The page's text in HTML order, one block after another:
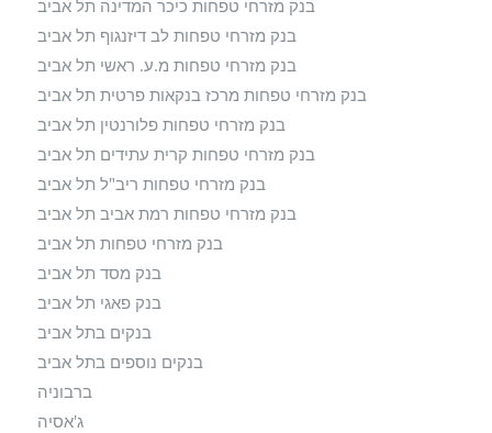
בנק מזרחי טפחות כיכר המדינה תל אביב
בנק מזרחי טפחות לב דיזנגוף תל אביב
בנק מזרחי טפחות מ.ע. ראשי תל אביב
בנק מזרחי טפחות מרכז בנקאות פרטית תל אביב
בנק מזרחי טפחות פלורנטין תל אביב
בנק מזרחי טפחות קרית עתידים תל אביב
בנק מזרחי טפחות ריב"ל תל אביב
בנק מזרחי טפחות רמת אביב תל אביב
בנק מזרחי טפחות תל אביב
בנק מסד תל אביב
בנק פאגי תל אביב
בנקים בתל אביב
בנקים נוספים בתל אביב
ברבוניה
ג'אסיה